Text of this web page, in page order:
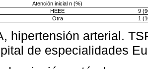
Atención inicial n (%)
HEEE
9
Otra
1
hipertensión arterial.
de especialidades